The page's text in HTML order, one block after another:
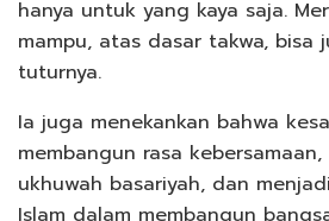
hanya untuk yang kaya saja.
mampu, atas dasar takwa, bisa
tuturnya.
Ia juga menekankan bahwa
membangun rasa
ukhuwah basariyah, dan
Islam dalam membangun